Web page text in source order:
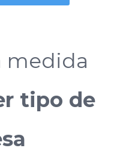
medida
tipo de